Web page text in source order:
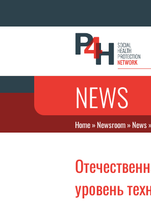
NEWS
Home»Newsroom»News
уровень